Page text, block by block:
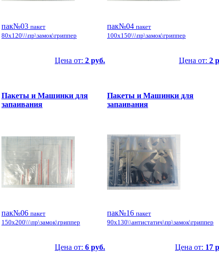
пак№03 пакет
80x120\\\пр\замок\гриппер
Цена от: 2 руб.
пак№04 пакет
100x150\\\пр\замок\гриппер
Цена от: 2
Пакеты и Машинки для
запаивания
пак№06 пакет
150x200\\\пр\замок\гриппер
Цена от: 6 руб.
Пакеты и Машинки для
запаивания
пак№16 пакет
90x130\\антистатич\пр\замок\гриппер
Цена от: 17